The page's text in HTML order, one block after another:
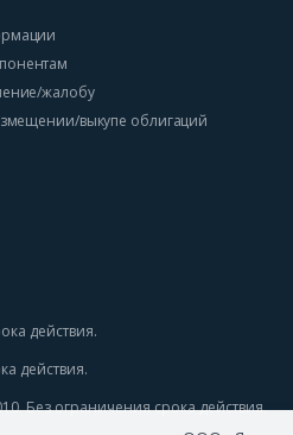
жалобу
выкупе облигаций
действия.
действия.
Без ограничения срока действия.